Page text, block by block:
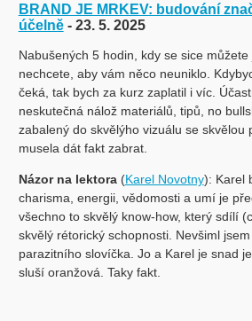
BRAND JE MRKEV: budování
účelně - 23. 5. 2025
Nabušených 5 hodin, kdy se sice
nechcete, aby vám něco neuniklo.
čeká, tak bych za kurz zaplatil i víc.
neskutečná nálož materiálů, tipů, no
zabalený do skvělýho vizuálu se skvělou
musela dát fakt zabrat.
Názor na lektora(Karel Novotny): Karel
charisma, energii, vědomosti a umí je
všechno to skvělý know-how, který sdílí
skvělý rétorický schopnosti. Nevšiml
parazitního slovíčka. Jo a Karel je snad
sluší oranžová. Taky fakt.